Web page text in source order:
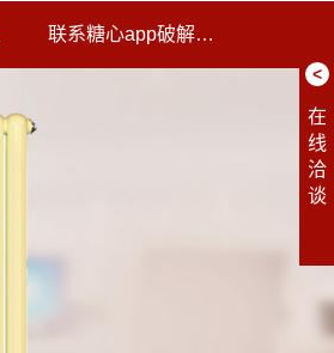
联系糖心app破解版下载
<
在
线
洽
谈